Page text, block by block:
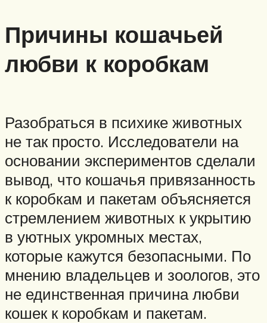
Причины кошачьей
любви к коробкам
Разобраться в психике животных
не так просто. Исследователи на
основании экспериментов сделали
вывод, что кошачья привязанность
к коробкам и пакетам объясняется
стремлением животных к укрытию
в уютных укромных местах,
которые кажутся безопасными. По
мнению владельцев и зоологов, это
не единственная причина любви
кошек к коробкам и пакетам.